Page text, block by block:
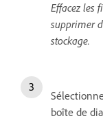
Effacez les
supprimer
stockage.
boîte de